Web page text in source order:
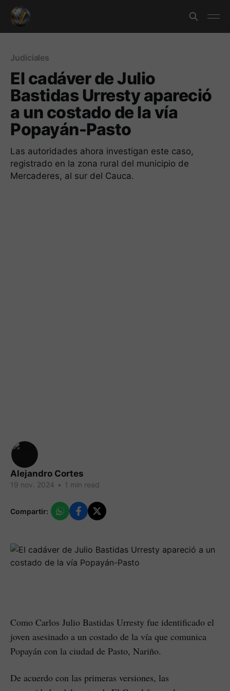
Judiciales
El cadáver de Julio
Bastidas Urresty apareció
a un costado de la vía
Popayán-Pasto
Las autoridades ahora investigan este caso,
registrado en la zona rural del municipio de
Mercaderes, al sur del Cauca.
Alejandro Cortes
19 nov. 2024 • 1 min read
Compartir:
Como Carlos Julio Bastidas Urresty fue identificado el
joven asesinado a un costado de la vía que comunica
Popayán con la ciudad de Pasto, Nariño.
De acuerdo con las primeras versiones, las